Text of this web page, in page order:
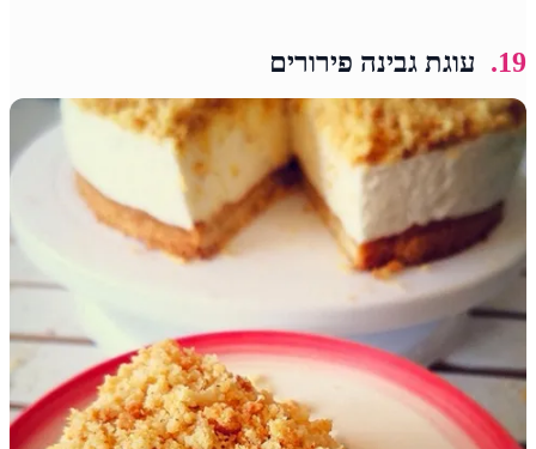
19. עוגת גבינה פירורים